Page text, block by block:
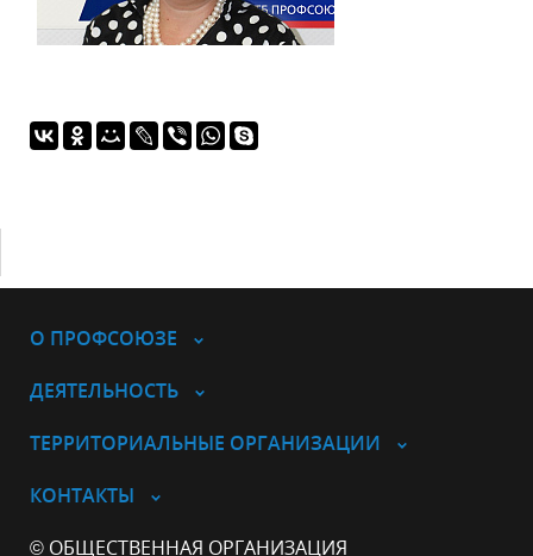
О ПРОФСОЮЗЕ
ДЕЯТЕЛЬНОСТЬ
ТЕРРИТОРИАЛЬНЫЕ ОРГАНИЗАЦИИ
КОНТАКТЫ
© ОБЩЕСТВЕННАЯ ОРГАНИЗАЦИЯ